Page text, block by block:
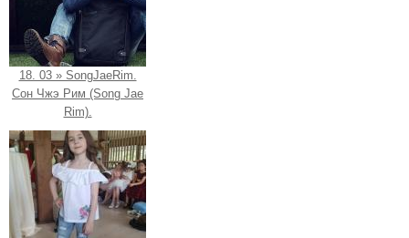
18. 03 » SongJaeRim.
Сон Чжэ Рим (Song Jae
Rim).